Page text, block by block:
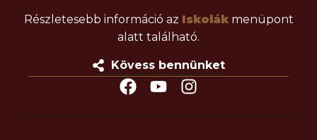
Részletesebb információ az Iskolákmenüpont
alatt található.
Kövess bennünket